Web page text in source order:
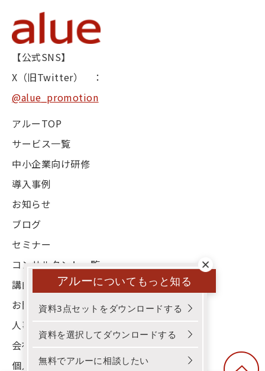
アルーについてもっと知る
資料3点セットをダウンロードする
資料を選択してダウンロードする
無料でアルーに相談したい
【公式SNS】
X（旧Twitter） ：
@alue_promotion
アルーTOP
サービス一覧
中小企業向け研修
導入事例
お知らせ
ブログ
セミナー
コンサルタント一覧
講師一覧
お問い合わせ
人事お役立ち資料
会社概要
個人情報保護方針